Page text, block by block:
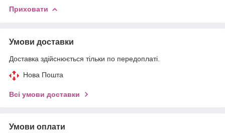
Приховати
Умови доставки
Доставка здійснюється тільки по передоплаті.
Нова Пошта
Всі умови доставки
Умови оплати